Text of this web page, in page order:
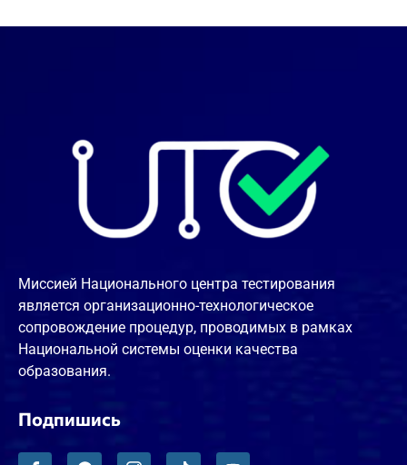
Миссией Национального центра тестирования
является организационно-технологическое
сопровождение процедур, проводимых в рамках
Национальной системы оценки качества
образования.
Подпишись